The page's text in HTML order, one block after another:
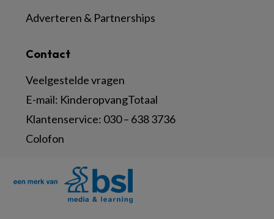
Contact
Veelgestelde vragen
E-mail: KinderopvangTotaal
Klantenservice: 030 – 638 3736
Colofon
Adverteren & Partnerships